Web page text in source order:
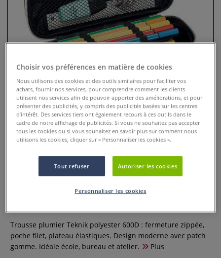
Trousse scolaire Teknik Plumier
Trousse plumier Teknik polyester 600D : fermeture zippée,
poche filet, plateau élastiques. Design moderne avec patch
gomme. Idéale école, bureau et atelier.
Plus
Choisir vos préférences en matière de cookies
Nous utilisons des cookies et des outils similaires pour faciliter vos
achats, fournir nos services, pour comprendre comment les clients
utilisent nos services afin de pouvoir apporter des améliorations, et pour
présenter des publicités, y compris des publicités basées sur les centres
d’intérêt. Des services tiers ont également recours à ces outils dans le
cadre de notre affichage de publicités. Si vous ne souhaitez pas accepter
tous les cookies ou si vous souhaitez en savoir plus sur comment nous
utilisons les cookies, cliquer sur « Personnaliser les cookies ».
Tout refuser Autoriser les cookies
Personnaliser les cookies